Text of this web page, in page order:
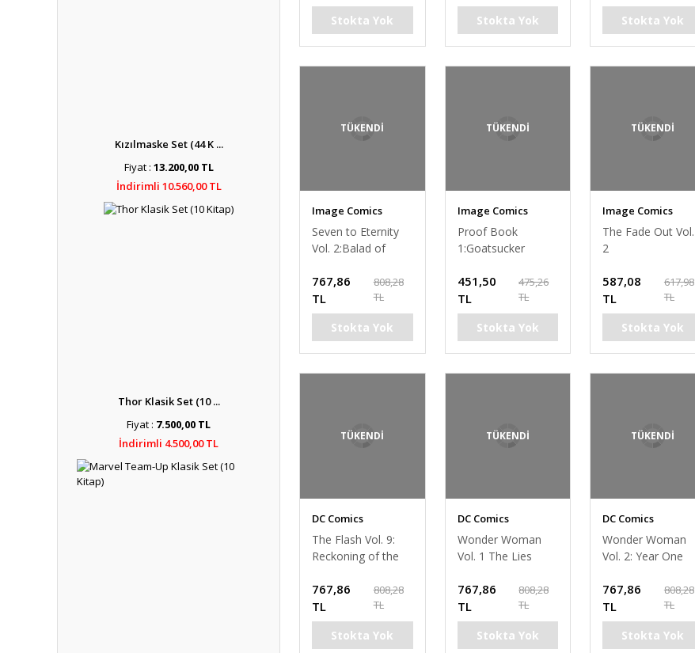
Kızılmaske Set (44 K ...
Fiyat : 13.200,00 TL
İndirimli 10.560,00 TL
Thor Klasik Set (10 ...
Fiyat : 7.500,00 TL
İndirimli 4.500,00 TL
Stokta Yok Stokta Yok Stokta Yok
TÜKENDİ
Image Comics
Seven to Eternity
Vol. 2:Balad of
767,86
TL
808,28
TL
Stokta Yok
TÜKENDİ
Image Comics
Proof Book
1:Goatsucker
451,50
TL
475,26
TL
Stokta Yok
TÜKENDİ
Image Comics
The Fade Out Vol.
2
587,08
TL
617,98
TL
Stokta Yok
TÜKENDİ
DC Comics
The Flash Vol. 9:
Reckoning of the
767,86
TL
808,28
TL
Stokta Yok
TÜKENDİ
DC Comics
Wonder Woman
Vol. 1 The Lies
767,86
TL
808,28
TL
Stokta Yok
TÜKENDİ
DC Comics
Wonder Woman
Vol. 2: Year One
767,86
TL
808,28
TL
Stokta Yok